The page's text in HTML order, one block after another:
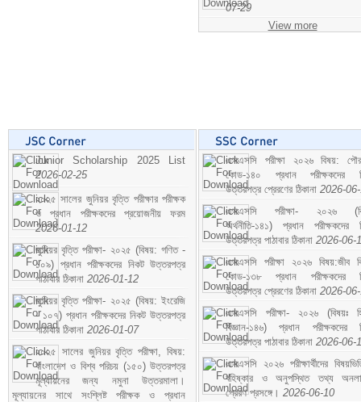
07-29
View more
Junior Scholarship 2025 List
2026-02-25
২০২৫ সালের জুনিয়র বৃত্তি পরীক্ষার পরীক্ষক
ও প্রধান পরীক্ষকদের প্রয়োজনীয় ফরম
2026-01-12
জুনিয়র বৃত্তি পরীক্ষা- ২০২৫ (বিষয়: গণিত -
১০৯) প্রধান পরীক্ষকদের নিকট উত্তরপত্র
পাঠাবার ঠিকানা 2026-01-12
জুনিয়র বৃত্তি পরীক্ষা- ২০২৫ (বিষয়: ইংরেজি
- ১০৭) প্রধান পরীক্ষকদের নিকট উত্তরপত্র
পাঠাবার ঠিকানা 2026-01-07
২০২৫ সালের জুনিয়র বৃত্তি পরীক্ষা, বিষয়:
বাংলাদেশ ও বিশ্ব পরিচয় (১৫০) উত্তরপত্র
মূল্যায়নের জন্য নমুনা উত্তরমালা।
মূল্যায়নের সাথে সংশ্লিষ্ট পরীক্ষক ও প্রধান
এসএসসি পরীক্ষা ২০২৬ বিষয়:
কোড-১৪০ প্রধান পরীক্ষকদের
উত্তরপত্র প্রেরণের ঠিকানা 2026-
এসএসসি পরীক্ষা- ২০২৬
অর্থনীতি-১৪১) প্রধান পরীক্ষকদের
উত্তরপত্র পাঠাবার ঠিকানা 2026-06-
এসএসসি পরীক্ষা ২০২৬ বিষয়:জীব
কোড-১৩৮ প্রধান পরীক্ষকদের
উত্তরপত্র প্রেরণের ঠিকানা 2026-
এসএসসি পরীক্ষা- ২০২৬ (বিষয়ঃ
বিজ্ঞান-১৪৬) প্রধান পরীক্ষকদের
উত্তরপত্র পাঠাবার ঠিকানা 2026-06-
এসএসসি ২০২৬ পরীক্ষার্থীদের
বহিষ্কার ও অনুপস্থিত তথ্য
প্রেরণ প্রসঙ্গে। 2026-06-10